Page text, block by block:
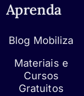
Aprenda
Blog Mobiliza
Materiais e
Cursos
Gratuitos